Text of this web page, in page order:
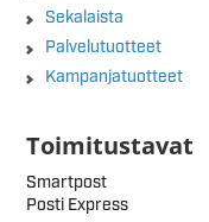
Sekalaista
Palvelutuotteet
Kampanjatuotteet
Toimitustavat
Smartpost
Posti Express